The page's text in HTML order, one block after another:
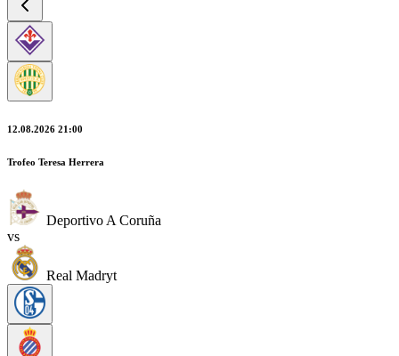
12.08.2026 21:00
Trofeo Teresa Herrera
Deportivo A Coruña
vs
Real Madryt